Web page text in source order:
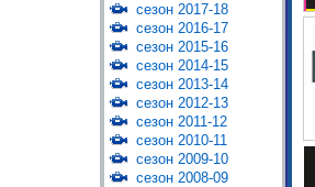
сезон 2017-18
сезон 2016-17
сезон 2015-16
сезон 2014-15
сезон 2013-14
сезон 2012-13
сезон 2011-12
сезон 2010-11
сезон 2009-10
сезон 2008-09